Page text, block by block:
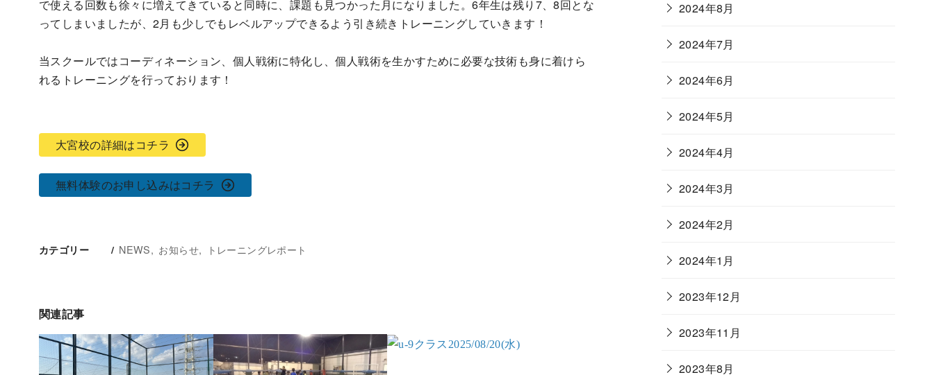
で使える回数も徐々に増えてきていると同時に、課題も見つかった月になりました。6年生は残り7、8回とな
ってしまいましたが、2月も少しでもレベルアップできるよう引き続きトレーニングしていきます！
当スクールではコーディネーション、個人戦術に特化し、個人戦術を生かすために必要な技術も身に着けら
れるトレーニングを行っております！
大宮校の詳細はコチラ
無料体験のお申し込みはコチラ
カテゴリー NEWS お知らせ トレーニングレポート
関連記事
2024年8月
2024年7月
2024年6月
2024年5月
2024年4月
2024年3月
2024年2月
2024年1月
2023年12月
2023年11月
2023年8月